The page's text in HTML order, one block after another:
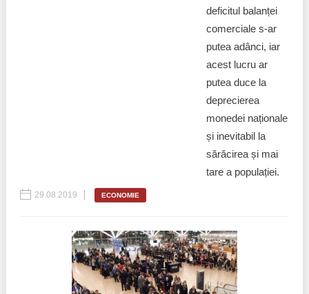
deficitul balanței
comerciale s-ar
putea adânci, iar
acest lucru ar
putea duce la
deprecierea
monedei naționale
și inevitabil la
sărăcirea și mai
tare a populației.
29.08.2019 ECONOMIE